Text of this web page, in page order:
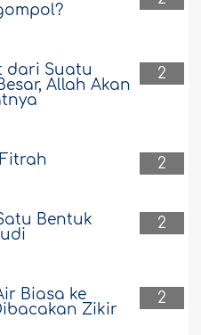
2
dari Suatu
Allah Akan
2
2
Bentuk
2
Biasa ke
Zikir